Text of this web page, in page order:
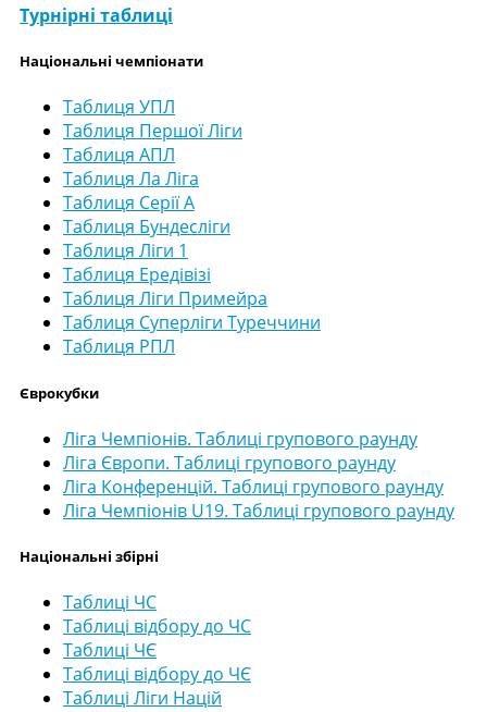
Турнірні таблиці
Національні чемпіонати
Таблиця УПЛ
Таблиця Першої Ліги
Таблиця АПЛ
Таблиця Ла Ліга
Таблиця Серії А
Таблиця Бундесліги
Таблиця Ліги 1
Таблиця Ередівізі
Таблиця Ліги Примейра
Таблиця Суперліги Туреччини
Таблиця РПЛ
Єврокубки
Ліга Чемпіонів. Таблиці групового раунду
Ліга Європи. Таблиці групового раунду
Ліга Конференцій. Таблиці групового раунду
Ліга Чемпіонів U19. Таблиці групового раунду
Національні збірні
Таблиці ЧС
Таблиці відбору до ЧС
Таблиці ЧЄ
Таблиці відбору до ЧЄ
Таблиці Ліги Націй